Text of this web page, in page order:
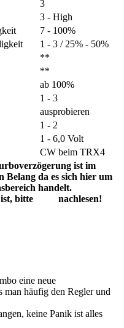
ist im
da es sich hier um
handelt.
bitte
nachlesen!
3
3 - High
7 - 100%
1 - 3 / 25% - 50%
**
**
ab 100%
1 - 3
ausprobieren
1 - 2
1 - 6,0 Volt
CW beim TRX4
eine neue
man häufig den Regler und
keine Panik ist alles